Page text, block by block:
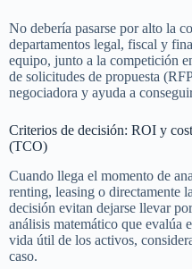
No debería pasarse por alto la
departamentos legal, fiscal y
equipo, junto a la competición
de solicitudes de propuesta
negociadora y ayuda a
Criterios de decisión: ROI y
(TCO)
Cuando llega el momento de
renting, leasing o directamente
decisión evitan dejarse llevar
análisis matemático que evalúa
vida útil de los activos,
caso.